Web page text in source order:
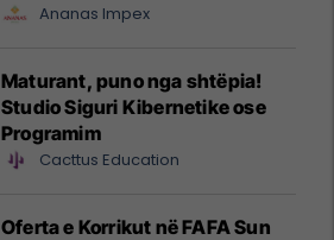
Ananas Impex
Maturant, puno nga shtëpia!
Studio Siguri Kibernetike ose
Programim
Cacttus Education
Oferta e Korrikut në FAFA Sun